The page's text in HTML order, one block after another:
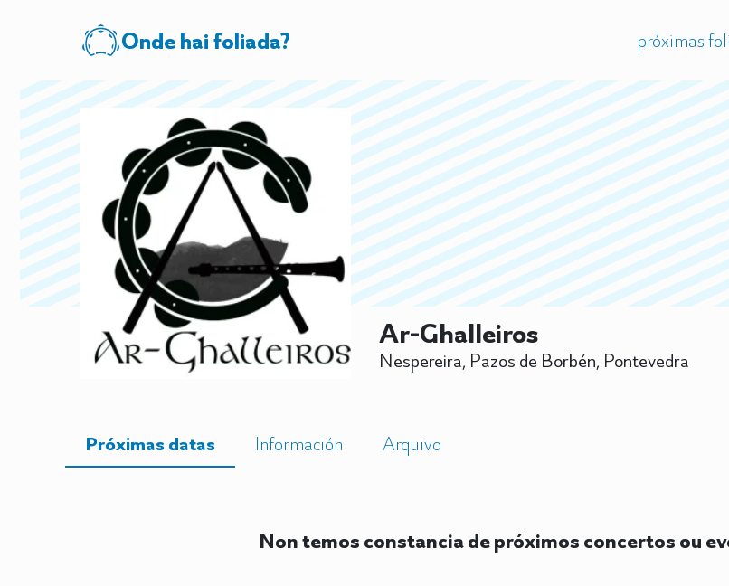
Onde hai foliada? próximas
Ar-Ghalleiros
Nespereira, Pazos de Borbén, Pontevedra
Próximas datas Información Arquivo
Non temos constancia de próximos concertos ou